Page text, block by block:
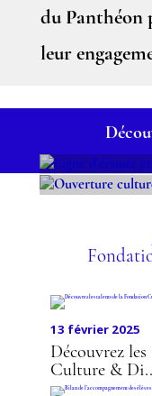
du
leur
LIGNE
13 février 2025
Découvrez
Culture &